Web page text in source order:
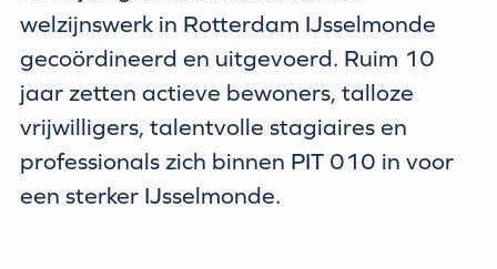
welzijnswerk in Rotterdam IJsselmonde
gecoördineerd en uitgevoerd. Ruim 10
jaar zetten actieve bewoners, talloze
vrijwilligers, talentvolle stagiaires en
professionals zich binnen PIT 010 in voor
een sterker IJsselmonde.